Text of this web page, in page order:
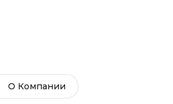
О Компании